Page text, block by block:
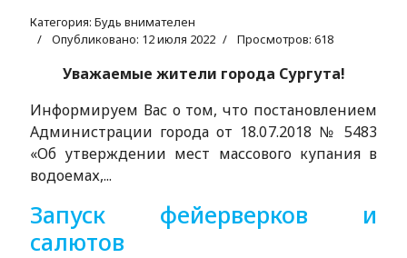
Категория: Будь внимателен
Опубликовано: 12 июля 2022
Просмотров: 618
Уважаемые жители города Сургута!
Информируем Вас о том, что постановлением
Администрации города от 18.07.2018 № 5483
«Об утверждении мест массового купания в
водоемах,...
Запуск фейерверков и
салютов